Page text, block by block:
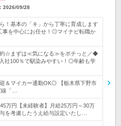
2026/09/28
！基本の「キ」から丁寧に育成します
事を中心にお任せ！◎マイナビ転職か
約☆まずは≪気になる≫をポチっと／◆
社100％で馴染みやすい！◎年齢も学
＆マイカー通勤OK◎ 【栃木県下野市
「…
万円【未経験者】月給25万円～30万
を考慮したうえ給与設定いたし…